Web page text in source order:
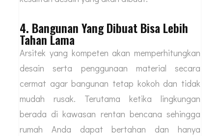
4. Bangunan Yang Dibuat Bisa Lebih
Tahan Lama
Arsitek yang kompeten akan memperhitungkan
desain serta penggunaan material secara
cermat agar bangunan tetap kokoh dan tidak
mudah rusak. Terutama ketika lingkungan
berada di kawasan rentan bencana sehingga
rumah Anda dapat bertahan dan hanya